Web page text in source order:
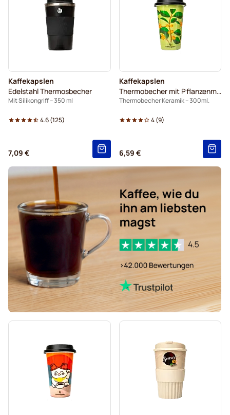
Kaffekapslen
Edelstahl Thermosbecher
Mit Silikongriff – 350 ml
4.6(125)
7,09 €
Kaffekapslen
Thermobecher mit Pflanzenmotiv
Thermobecher Keramik – 300ml.
4(9)
6,59 €